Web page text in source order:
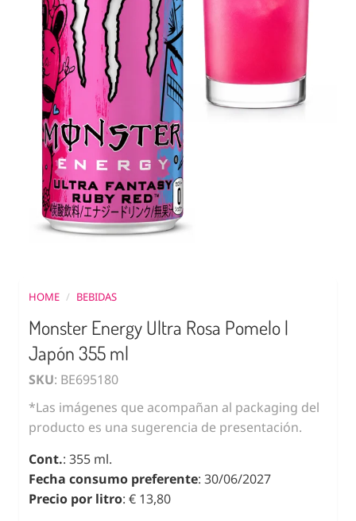
HOME / BEBIDAS
Monster Energy Ultra Rosa Pomelo |
Japón 355 ml
SKU: BE695180
*Las imágenes que acompañan al packaging del
producto es una sugerencia de presentación.
Cont.: 355 ml.
Fecha consumo preferente: 30/06/2027
Precio por litro: € 13,80